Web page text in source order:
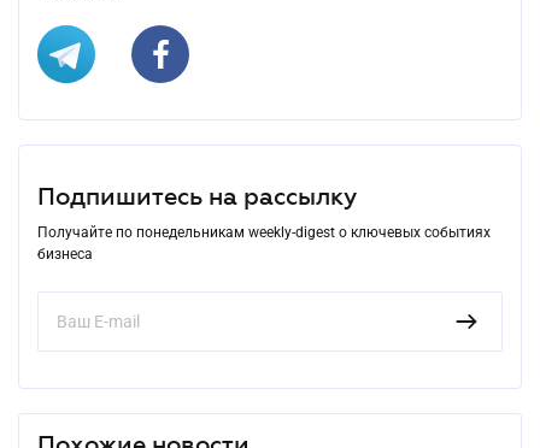
Подпишитесь на рассылку
Получайте по понедельникам weekly-digest о ключевых событиях
бизнеса